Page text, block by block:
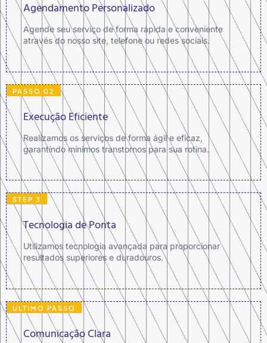
Agendamento Personalizado
Agende seu serviço de forma rápida e conveniente
através do nosso site, telefone ou redes sociais.
PASSO 02
Execução Eficiente
Realizamos os serviços de forma ágil e eficaz,
garantindo mínimos transtornos para sua rotina.
STEP 3
Tecnologia de Ponta
Utilizamos tecnologia avançada para proporcionar
resultados superiores e duradouros.
ULTIMO PASSO
Comunicação Clara